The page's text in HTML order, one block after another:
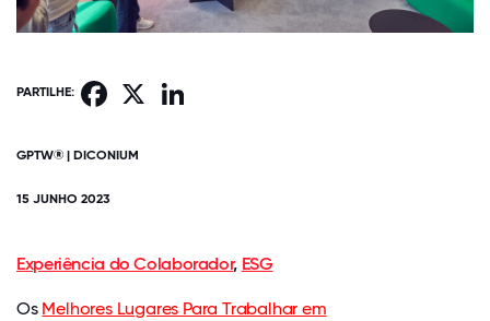
PARTILHE: Facebook
GPTW® | DICONIUM
15 JUNHO 2023
Experiência do Colaborador, ESG
Os Melhores Lugares Para Trabalhar em